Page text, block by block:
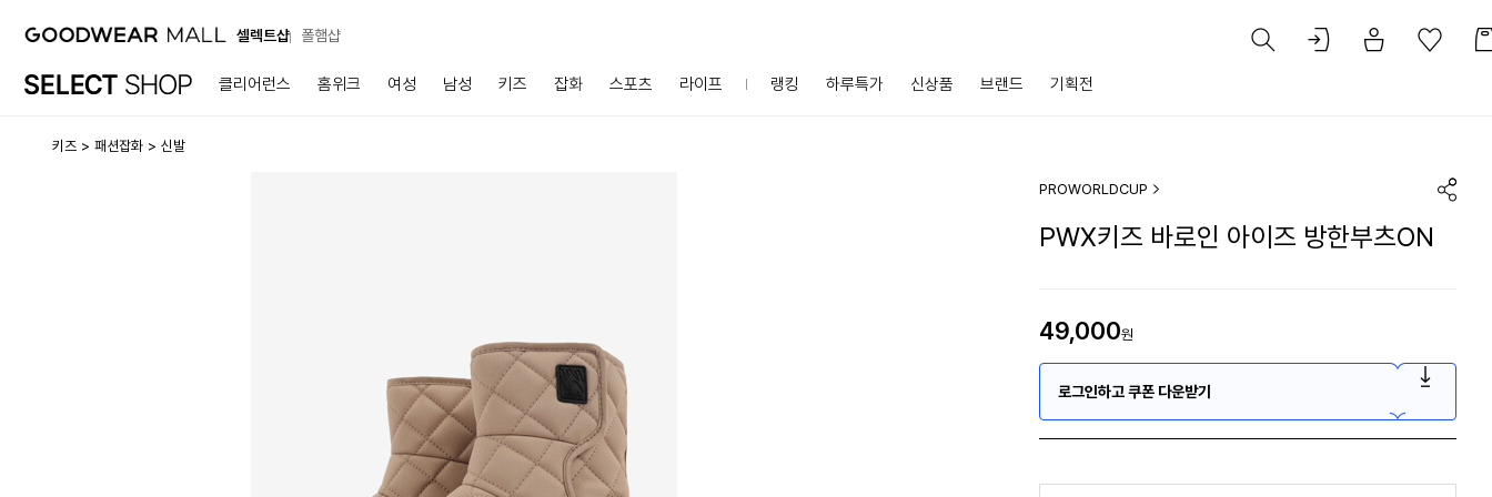
셀렉트샵 폴햄샵
클리어런스 홈위크 여성 남성 키즈 잡화 스포츠 라이프 랭킹 하루특가 신상품 브랜드 기획전
키즈 패션잡화 신발
PROWORLDCUP
PWX키즈 바로인 아이즈 방한부츠ON
49,000원
로그인하고 쿠폰 다운받기